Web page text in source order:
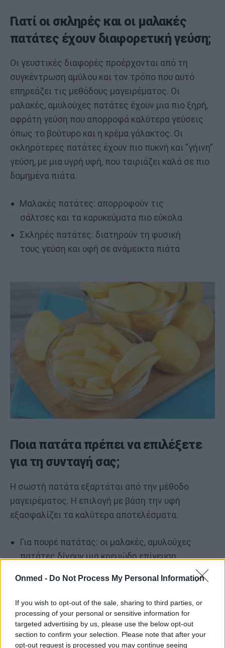
Onmed - Do Not Process My Personal Information
If you wish to opt-out of the sale, sharing to third parties, or
processing of your personal or sensitive information for
targeted advertising by us, please use the below opt-out
section to confirm your selection. Please note that after your
opt-out request is processed you may continue seeing
Γιατί οι σκληρές και οι μαλακές
πατάτες έχουν διαφορετική γεύση;
Οι γευστικές διαφορές προέρχονται από τη
συγκέντρωση αμύλου και τον τρόπο που αυτό
επηρεάζει τις μεθόδους μαγειρέματος. Οι
μαλακές, αμυλούχες πατάτες έχουν μια πιο ξηρή,
αφράτη γεύση που απορροφά καλύτερα γεύσεις
όπως το βούτυρο και η κρέμα γάλακτος. Οι
σκληρότερες πατάτες έχουν πιο πυκνή και “γήινη”
γεύση, με μια υγρή υφή, που ταιριάζει καλά σε πιο
δομημένα πιάτα.
Μαλακές πατάτες: απορροφούν τις
σάλτσες και τα καρυκεύματα πιο εύκολα
Σκληρές πατάτες: διατηρούν τη φυσική
τους γεύση και υφή σε ανάμεικτα πιάτα
Ποια πατάτα πρέπει να επιλέξετε
για τη συνταγή σας;
Η σωστή πατάτα εξαρτάται από την μέθοδο
μαγειρέματος. Η επιλογή με βάση την υφή
εξασφαλίζει τα καλύτερα αποτελέσματα.
Για πουρέ πατάτας: οι μαλακές, αμυλούχες
πατάτες δίνουν μια κρεμώδη επίγευση
Για πατατοσαλάτες: οι σκληρές, κηρώδεις
Για τηγανητές πατάτες: οι αμυλούχες
πατάτες είναι τραγανές εξωτερικά και
αφράτες εσωτερικά